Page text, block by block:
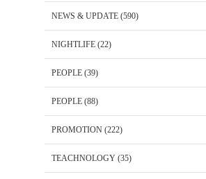
NEWS & UPDATE (590)
NIGHTLIFE (22)
PEOPLE (39)
PEOPLE (88)
PROMOTION (222)
TEACHNOLOGY (35)